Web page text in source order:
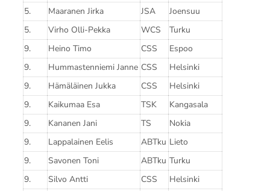
5.
Maaranen Jirka JSA
Joensuu
5.
Virho Olli-Pekka WCS
Turku
9.
Heino Timo CSS
Espoo
9.
Hummastenniemi Janne CSS
Helsinki
9.
Hämäläinen Jukka CSS
Helsinki
9.
Kaikumaa Esa TSK
Kangasala
9.
Kananen Jani TS
Nokia
9.
Lappalainen Eelis ABTku Lieto
9.
Savonen Toni ABTku Turku
9.
Silvo Antti CSS
Helsinki